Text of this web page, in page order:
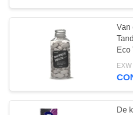
EEN
SITEMAP
PRIVACYBELEID
Van
Eco
De